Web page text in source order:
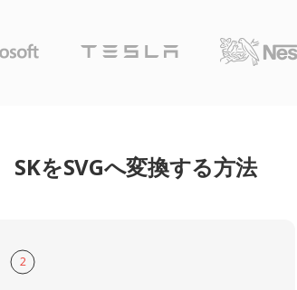
SKをSVGへ変換する方法
2